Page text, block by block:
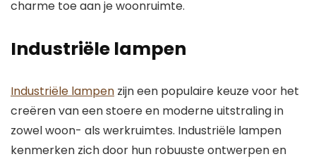
charme toe aan je woonruimte.
Industriële lampen
Industriële lampen zijn een populaire keuze voor het
creëren van een stoere en moderne uitstraling in
zowel woon- als werkruimtes. Industriële lampen
kenmerken zich door hun robuuste ontwerpen en